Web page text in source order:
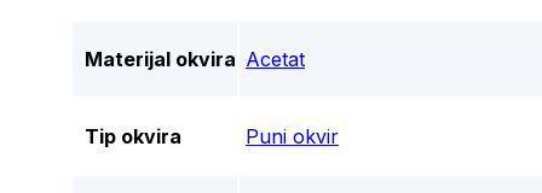
Materijal okvira Acetat
Tip okvira Puni okvir